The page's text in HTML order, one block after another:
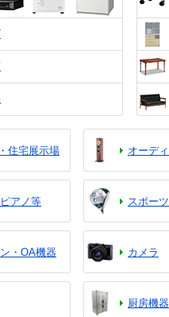
住宅展示場 オーデ
アノ等 スポー
・OA機器 カメラ
厨房機器